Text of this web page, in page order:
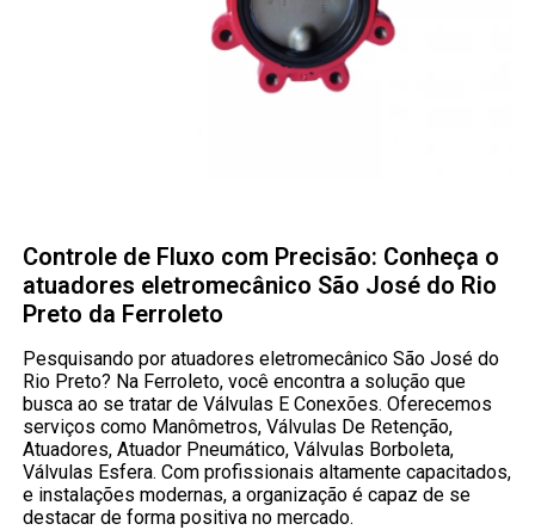
Controle de Fluxo com Precisão: Conheça o
atuadores eletromecânico São José do Rio
Preto da Ferroleto
Pesquisando por atuadores eletromecânico São José do
Rio Preto? Na Ferroleto, você encontra a solução que
busca ao se tratar de Válvulas E Conexões. Oferecemos
serviços como Manômetros, Válvulas De Retenção,
Atuadores, Atuador Pneumático, Válvulas Borboleta,
Válvulas Esfera. Com profissionais altamente capacitados,
e instalações modernas, a organização é capaz de se
destacar de forma positiva no mercado.